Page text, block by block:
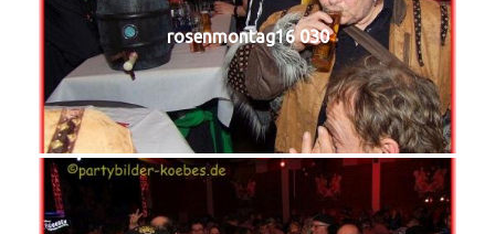
rosenmontag16 030